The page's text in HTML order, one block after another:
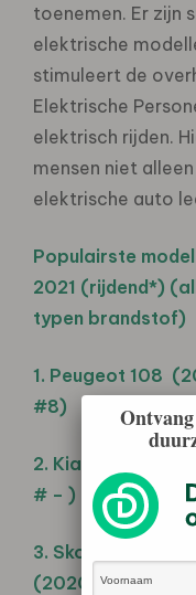
toenemen. Er zijn
elektrische
stimuleert de
Elektrische
elektrisch rijden.
mensen niet
elektrische auto
Populairste model
2021 (rijdend*)
typen brandstof)
1. Peugeot 108
#8)
2. Kia Picanto
# – )
3. Skoda Enyaq iV
(2020: # – )